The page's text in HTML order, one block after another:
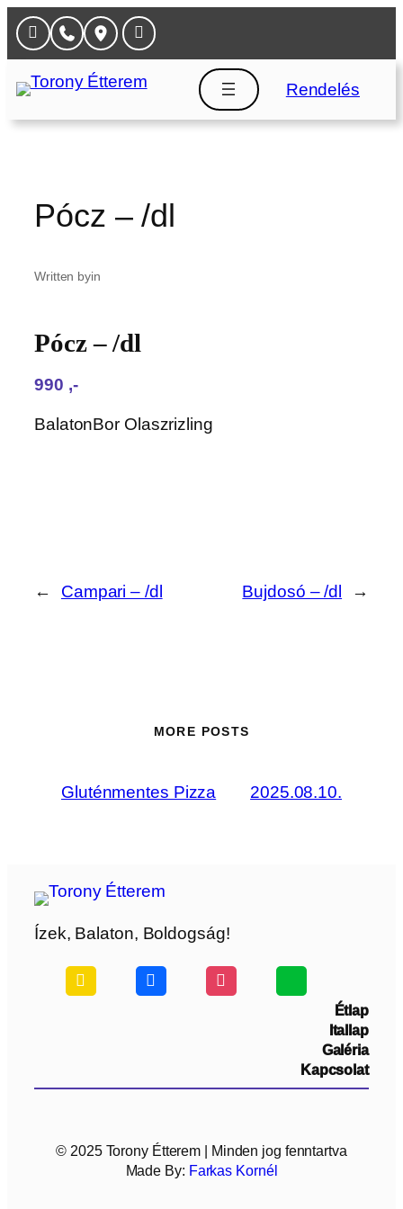
Ugrás
tartalomhoz
Rendelés
Pócz – /dl
Written byin
Pócz – /dl
990‎ ,-
BalatonBor Olaszrizling
← Campari – /dl Bujdosó – /dl →
MORE POSTS
Gluténmentes Pizza 2025.08.10.
Ízek, Balaton, Boldogság!
Étlap
Itallap
Galéria
Kapcsolat
© 2025 Torony Étterem | Minden jog fenntartva
Made By: Farkas Kornél